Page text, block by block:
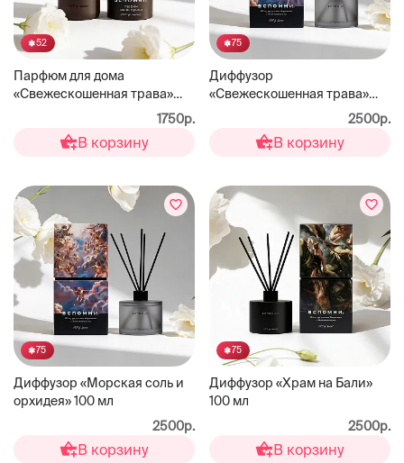
52
Парфюм для дома
«Свежескошенная трава»
1750р.
В корзину
75
Диффузор
«Свежескошенная трава»
2500р.
В корзину
75
Диффузор «Морская соль и
орхидея» 100 мл
2500р.
В корзину
75
Диффузор «Храм на Бали»
100 мл
2500р.
В корзину